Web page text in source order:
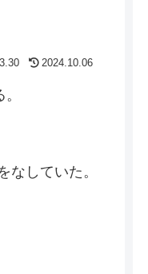
2024.10.06
していた。